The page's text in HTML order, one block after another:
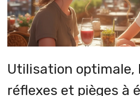
Utilisation optimale,
réflexes et pièges à